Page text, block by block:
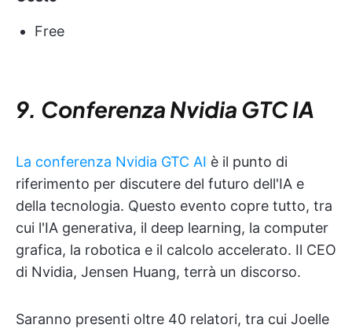
Free
9. Conferenza Nvidia GTC IA
La conferenza Nvidia GTC AI è il punto di
riferimento per discutere del futuro dell'IA e
della tecnologia. Questo evento copre tutto, tra
cui l'IA generativa, il deep learning, la computer
grafica, la robotica e il calcolo accelerato. Il CEO
di Nvidia, Jensen Huang, terrà un discorso.
Saranno presenti oltre 40 relatori, tra cui Joelle